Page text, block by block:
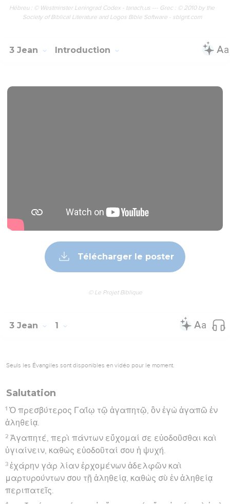
Hébreu : © Westminster Leningrad Codex - tanach.us --- Grec : © 2010 by the
Society of Biblical Literature and Logos Bible Software - sblgnt.com
3 Jean Introduction
Télécharger le poster
© Le Projet Biblique
3 Jean 1
Seuls les Évangiles sont disponibles en vidéo pour le moment.
Salutation
1 Ὁ πρεσβύτερος Γαΐῳ τῷ ἀγαπητῷ, ὃν ἐγὼ ἀγαπῶ ἐν
ἀληθείᾳ.
2 Ἀγαπητέ, περὶ πάντων εὔχομαί σε εὐοδοῦσθαι καὶ
ὑγιαίνειν, καθὼς εὐοδοῦταί σου ἡ ψυχή.
3 ἐχάρην γὰρ λίαν ἐρχομένων ἀδελφῶν καὶ
μαρτυρούντων σου τῇ ἀληθείᾳ, καθὼς σὺ ἐν ἀληθείᾳ
περιπατεῖς.